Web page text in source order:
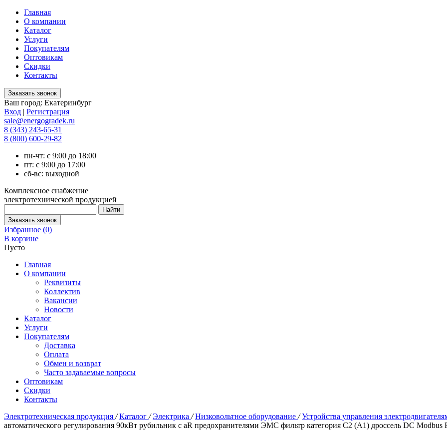
Главная
О компании
Каталог
Услуги
Покупателям
Оптовикам
Скидки
Контакты
Ваш город: Екатеринбург
Вход | Регистрация
sale@energogradek.ru
8 (343) 243-65-31
8 (800) 600-29-82
пн-чт: с 9:00 до 18:00
пт: с 9:00 до 17:00
сб-вс: выходной
Комплексное снабжение
электротехнической продукцией
Избранное (0)
В корзине
Пусто
Главная
О компании
Реквизиты
Коллектив
Вакансии
Новости
Каталог
Услуги
Покупателям
Доставка
Оплата
Обмен и возврат
Часто задаваемые вопросы
Оптовикам
Скидки
Контакты
Электротехническая продукция / Каталог / Электрика / Низковольтное оборудование / Устройства управления
автоматического регулирования 90кВт рубильник с aR предохранителями ЭМС фильтр категория С2 (А1) дроссель DC Modbus